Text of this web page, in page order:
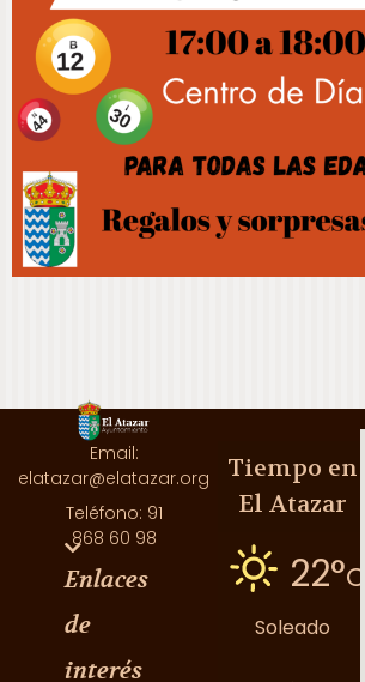
Email:
elatazar@elatazar.org
Teléfono: 91
868 60 98
Enlaces
de
interés
Tiempo en
El Atazar
22°C
Soleado